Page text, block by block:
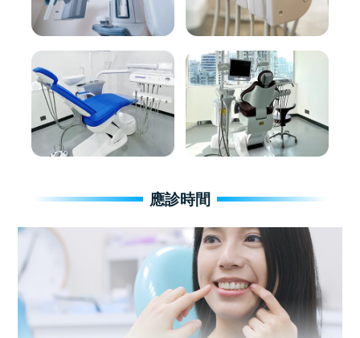
應診時間